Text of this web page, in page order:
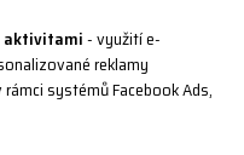
aktivitami- využití e-
reklamy
systémů Facebook Ads,
a obuvi